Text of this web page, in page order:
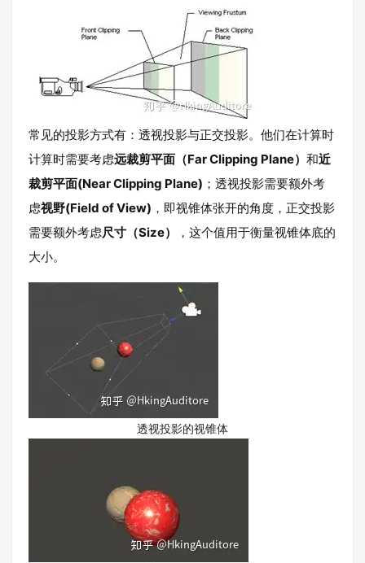
常见的投影方式有：透视投影与正交投影。他们在计算时
计算时需要考虑远裁剪平面（Far Clipping Plane） 和近
裁剪平面(Near Clipping Plane) ；透视投影需要额外考
虑视野(Field of View) ，即视锥体张开的角度，正交投影
需要额外考虑尺寸（Size）
，这个值用于衡量视锥体底的
大小。
透视投影的视锥体